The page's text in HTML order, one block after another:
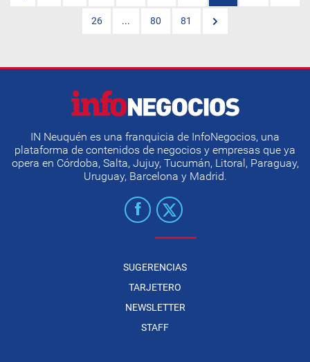
26 ... 80 81
IN Neuquén es una franquicia de InfoNegocios, una
plataforma de contenidos de negocios y empresas que ya
opera en Córdoba, Salta, Jujuy, Tucumán, Litoral, Paraguay,
Uruguay, Barcelona y Madrid.
SUGERENCIAS
TARJETERO
NEWSLETTER
STAFF